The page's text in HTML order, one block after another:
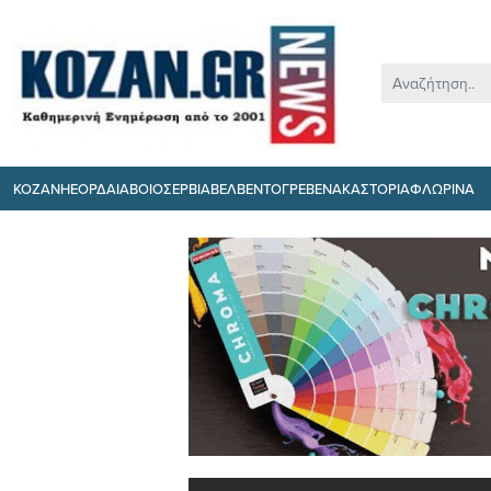
ΚΟΖΑΝΗΕΟΡΔΑΙΑΒΟΙΟΣΕΡΒΙΑΒΕΛΒΕΝΤΟΓΡΕΒΕΝΑΚΑΣΤΟΡΙΑΦΛΩΡΙΝΑ